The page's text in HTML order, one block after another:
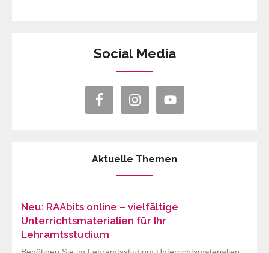
Social Media
Aktuelle Themen
Neu: RAAbits online – vielfältige
Unterrichtsmaterialien für Ihr
Lehramtsstudium